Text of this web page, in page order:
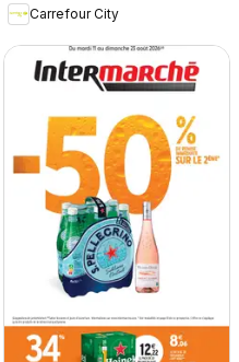
Carrefour City